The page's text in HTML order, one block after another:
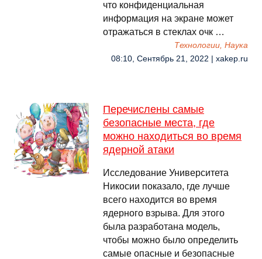
что конфиденциальная
информация на экране может
отражаться в стеклах очк …
Технологии, Наука
08:10, Сентябрь 21, 2022 | xakep.ru
Перечислены самые
безопасные места, где
можно находиться во время
ядерной атаки
Исследование Университета
Никосии показало, где лучше
всего находится во время
ядерного взрыва. Для этого
была разработана модель,
чтобы можно было определить
самые опасные и безопасные